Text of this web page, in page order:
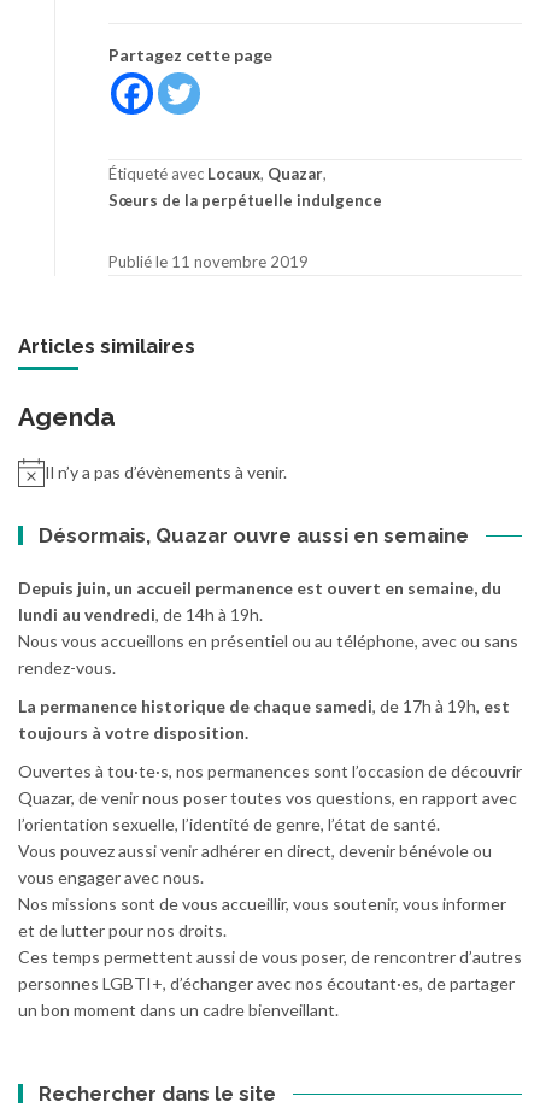
Partagez cette page
Étiqueté avec Locaux, Quazar,
Sœurs de la perpétuelle indulgence
Publié le 11 novembre 2019
Articles similaires
Agenda
Il n’y a pas d’évènements à venir.
Désormais, Quazar ouvre aussi en semaine
Depuis juin, un accueil permanence est ouvert en semaine, du
lundi au vendredi, de 14h à 19h.
Nous vous accueillons en présentiel ou au téléphone, avec ou sans
rendez-vous.
La permanence historique de chaque samedi, de 17h à 19h, est
toujours à votre disposition.
Ouvertes à tou·te·s, nos permanences sont l’occasion de découvrir
Quazar, de venir nous poser toutes vos questions, en rapport avec
l’orientation sexuelle, l’identité de genre, l’état de santé.
Vous pouvez aussi venir adhérer en direct, devenir bénévole ou
vous engager avec nous.
Nos missions sont de vous accueillir, vous soutenir, vous informer
et de lutter pour nos droits.
Ces temps permettent aussi de vous poser, de rencontrer d’autres
personnes LGBTI+, d’échanger avec nos écoutant·es, de partager
un bon moment dans un cadre bienveillant.
Rechercher dans le site